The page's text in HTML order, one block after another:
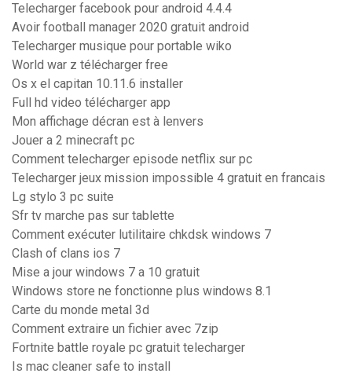
Telecharger facebook pour android 4.4.4
Avoir football manager 2020 gratuit android
Telecharger musique pour portable wiko
World war z télécharger free
Os x el capitan 10.11.6 installer
Full hd video télécharger app
Mon affichage décran est à lenvers
Jouer a 2 minecraft pc
Comment telecharger episode netflix sur pc
Telecharger jeux mission impossible 4 gratuit en francais
Lg stylo 3 pc suite
Sfr tv marche pas sur tablette
Comment exécuter lutilitaire chkdsk windows 7
Clash of clans ios 7
Mise a jour windows 7 a 10 gratuit
Windows store ne fonctionne plus windows 8.1
Carte du monde metal 3d
Comment extraire un fichier avec 7zip
Fortnite battle royale pc gratuit telecharger
Is mac cleaner safe to install